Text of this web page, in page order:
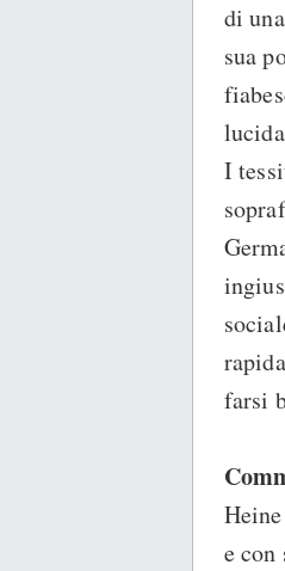
di
sua
I
farsi
e